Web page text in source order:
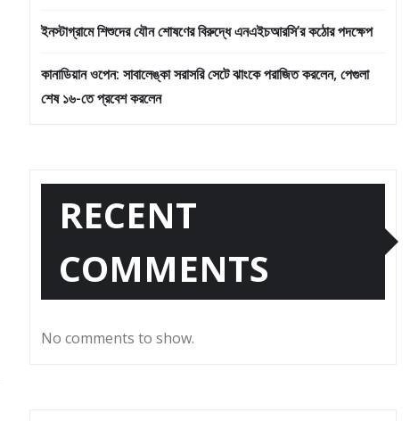
ইনস্টাগ্রামে শিশুদের যৌন শোষণের বিরুদ্ধে এনএইচআরসি’র কঠোর পদক্ষেপ
কানাডিয়ান ওপেন: সাবালেঙ্কা সরাসরি সেটে ঝাংকে পরাজিত করলেন, পেগুলা
শেষ ১৬-তে প্রবেশ করলেন
RECENT
COMMENTS
No comments to show.